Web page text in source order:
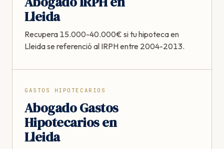
Lleida
Recupera 15.000-40.000€ si tu hipoteca en
Lleida se referenció al IRPH entre 2004-2013.
GASTOS HIPOTECARIOS
Abogado Gastos
Hipotecarios en
Lleida